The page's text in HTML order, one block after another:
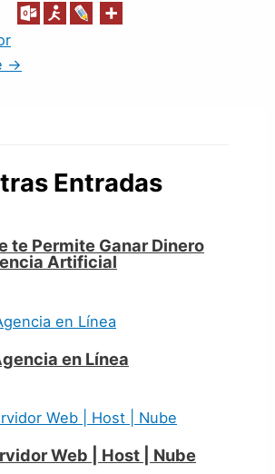
→
Entradas
te Permite Ganar Dinero
Artificial
en Línea
Web | Host | Nube